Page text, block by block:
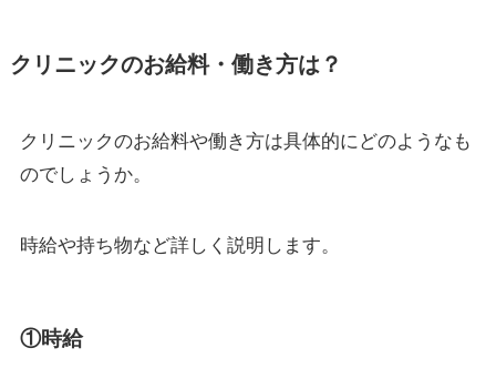
クリニックのお給料・働き方は？
クリニックのお給料や働き方は具体的にどのようなも
のでしょうか。
時給や持ち物など詳しく説明します。
①時給